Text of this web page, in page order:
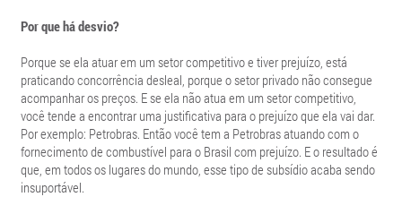
Por que há desvio?
Porque se ela atuar em um setor competitivo e tiver prejuízo, está
praticando concorrência desleal, porque o setor privado não consegue
acompanhar os preços. E se ela não atua em um setor competitivo,
você tende a encontrar uma justificativa para o prejuízo que ela vai dar.
Por exemplo: Petrobras. Então você tem a Petrobras atuando com o
fornecimento de combustível para o Brasil com prejuízo. E o resultado é
que, em todos os lugares do mundo, esse tipo de subsídio acaba sendo
insuportável.